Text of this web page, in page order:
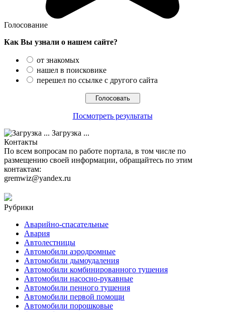
Голосование
Как Вы узнали о нашем сайте?
от знакомых
нашел в поисковике
перешел по ссылке с другого сайта
Посмотреть результаты
Загрузка ...
Контакты
По всем вопросам по работе портала, в том числе по
размещению своей информации, обращайтесь по этим
контактам:
gremwiz@yandex.ru
Рубрики
Аварийно-спасательные
Авария
Автолестницы
Автомобили аэродромные
Автомобили дымоудаления
Автомобили комбинированного тушения
Автомобили насосно-рукавные
Автомобили пенного тушения
Автомобили первой помощи
Автомобили порошковые